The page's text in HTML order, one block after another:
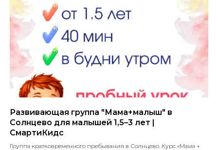
Развивающая группа "Мама+малыш" в
Солнцево для малышей 1,5–3 лет |
СмартиКидс
Группа кратковременного пребывания в Солнцево. Курс «Мама +